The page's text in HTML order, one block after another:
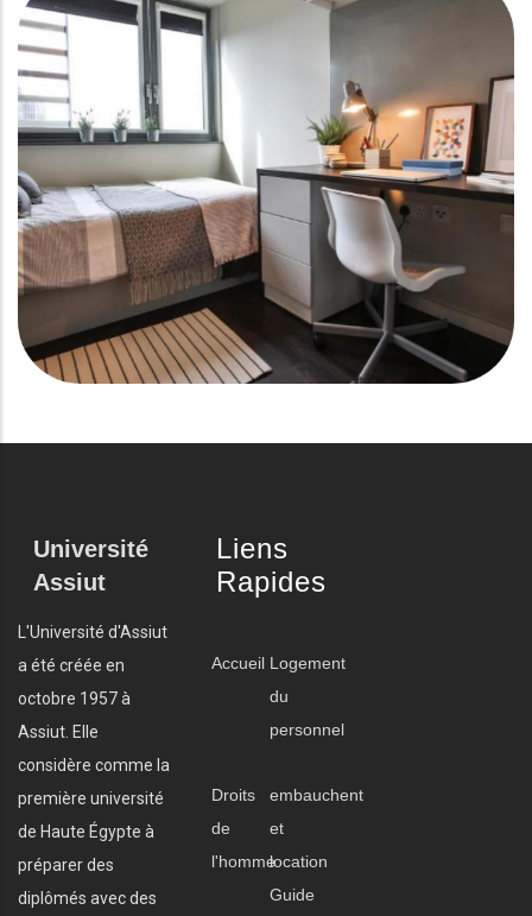
Université
Assiut
L'Université d'Assiut
a été créée en
octobre 1957 à
Assiut. Elle
considère comme la
première université
de Haute Égypte à
préparer des
diplômés avec des
Liens
Rapides
Accueil Logement
du
personnel
Droits
de
l'homme
embauchent
et
location
Guide